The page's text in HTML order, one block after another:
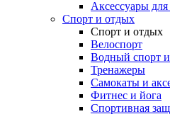
Аксессуары
Спорт и отдых
Спорт и отдых
Велоспорт
Водный спорт
Тренажеры
Самокаты и
Фитнес и йога
Спортивная